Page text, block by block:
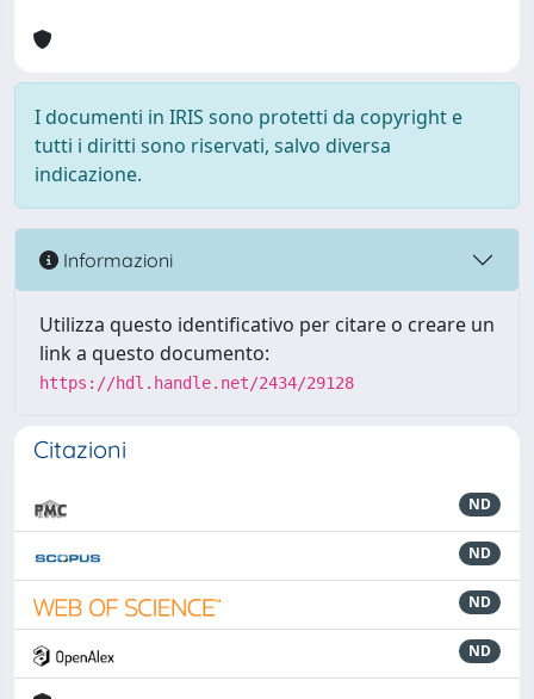
I documenti in IRIS sono protetti da copyright e
tutti i diritti sono riservati, salvo diversa
indicazione.
Informazioni
Utilizza questo identificativo per citare o creare un
link a questo documento:
https://hdl.handle.net/2434/29128
Citazioni
ND
ND
ND
ND